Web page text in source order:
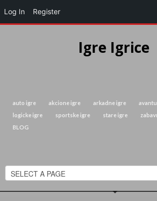
Igre Igrice
auto igre akcione igre arkadne igre
logicke igre
sportske igre stare igre
BLOG
Log In Register